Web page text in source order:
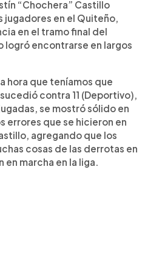
“Chochera” Castillo
jugadores en el Quiteño,
en el tramo final del
logró encontrarse en largos
hora que teníamos que
contra 11 (Deportivo),
se mostró sólido en
errores que se hicieron en
agregando que los
cosas de las derrotas en
en marcha en la liga.